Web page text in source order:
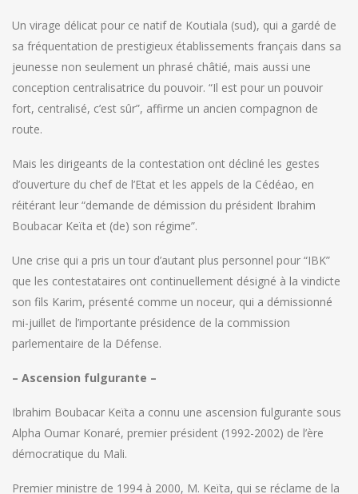
Un virage délicat pour ce natif de Koutiala (sud), qui a gardé de
sa fréquentation de prestigieux établissements français dans sa
jeunesse non seulement un phrasé châtié, mais aussi une
conception centralisatrice du pouvoir. “Il est pour un pouvoir
fort, centralisé, c’est sûr”, affirme un ancien compagnon de
route.
Mais les dirigeants de la contestation ont décliné les gestes
d’ouverture du chef de l’Etat et les appels de la Cédéao, en
réitérant leur “demande de démission du président Ibrahim
Boubacar Keïta et (de) son régime”.
Une crise qui a pris un tour d’autant plus personnel pour “IBK”
que les contestataires ont continuellement désigné à la vindicte
son fils Karim, présenté comme un noceur, qui a démissionné
mi-juillet de l’importante présidence de la commission
parlementaire de la Défense.
– Ascension fulgurante –
Ibrahim Boubacar Keïta a connu une ascension fulgurante sous
Alpha Oumar Konaré, premier président (1992-2002) de l’ère
démocratique du Mali.
Premier ministre de 1994 à 2000, M. Keïta, qui se réclame de la